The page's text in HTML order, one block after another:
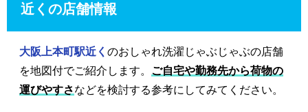
近くの店舗情報
大阪上本町駅近く のおしゃれ洗濯じゃぶじゃぶの店舗
を地図付でご紹介します。 ご自宅や勤務先から荷物の
運びやすさなどを検討する参考にしてみてください。